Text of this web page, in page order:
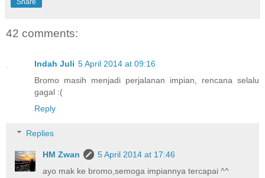
Share
42 comments:
Indah Juli 5 April 2014 at 09:16
Bromo masih menjadi perjalanan impian, rencana selalu
gagal :(
Reply
Replies
HM Zwan
5 April 2014 at 17:46
ayo mak ke bromo,semoga impiannya tercapai ^^